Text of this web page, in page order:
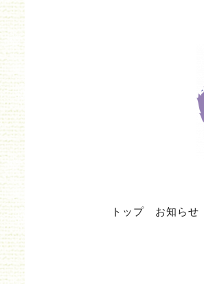
トップ お知らせ